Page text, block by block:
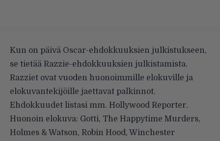
Kun on päivä Oscar-ehdokkuuksien julkistukseen,
se tietää Razzie-ehdokkuuksien julkistamista.
Razziet ovat vuoden huonoimmille elokuville ja
elokuvantekijöille jaettavat palkinnot.
Ehdokkuudet listasi mm. Hollywood Reporter.
Huonoin elokuva: Gotti, The Happytime Murders,
Holmes & Watson, Robin Hood, Winchester